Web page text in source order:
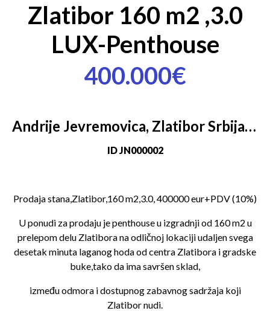
Zlatibor 160 m2 ,3.0
LUX-Penthouse
400.000€
Andrije Jevremovica, Zlatibor Srbija, Златибор
IDJN000002
Prodaja stana,Zlatibor,160 m2,3.0, 400000 eur+PDV (10%)
U ponudi za prodaju je penthouse u izgradnji od 160 m2 u
prelepom delu Zlatibora na odličnoj lokaciji udaljen svega
desetak minuta laganog hoda od centra Zlatibora i gradske
buke,tako da ima savršen sklad,
između odmora i dostupnog zabavnog sadržaja koji
Zlatibor nudi.